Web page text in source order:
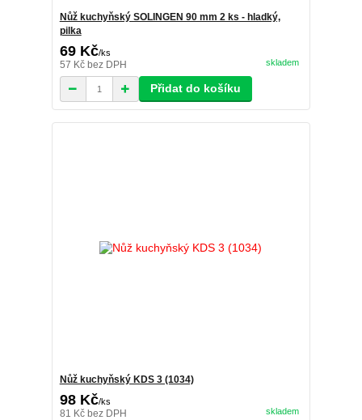
Nůž kuchyňský SOLINGEN 90 mm 2 ks - hladký,
pilka
69 Kč/ks
57 Kč bez DPH skladem
Přidat do košíku
Nůž kuchyňský KDS 3 (1034)
98 Kč/ks
81 Kč bez DPH skladem